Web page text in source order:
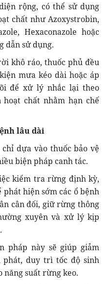
rộng, có thể sử dụng
chất như Azoxystrobin,
Hexaconazole hoặc
dẫn sử dụng.
khô ráo, thuốc phủ đều
mưa kéo dài hoặc áp
để xử lý nhắc lại theo
chất nhằm hạn chế
lâu dài
dựa vào thuốc bảo vệ
biện pháp canh tác.
kiểm tra rừng định kỳ,
hiện sớm các ổ bệnh
cân đối, giữ rừng thông
xuyên và xử lý kịp
pháp này sẽ giúp giảm
phát, duy trì tốc độ sinh
năng suất rừng keo.